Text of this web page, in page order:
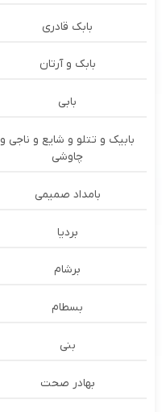
بابک قادری
بابک و آرتان
بابی
بابیک و تتلو و شایع و ناجی و
چاوشی
بامداد صمیمی
بردیا
برشام
بسطام
بنی
بهادر صحت